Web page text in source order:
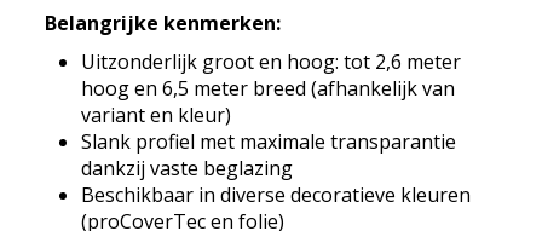
Belangrijke kenmerken:
Uitzonderlijk groot en hoog: tot 2,6 meter
hoog en 6,5 meter breed (afhankelijk van
variant en kleur)
Slank profiel met maximale transparantie
dankzij vaste beglazing
Beschikbaar in diverse decoratieve kleuren
(proCoverTec en folie)